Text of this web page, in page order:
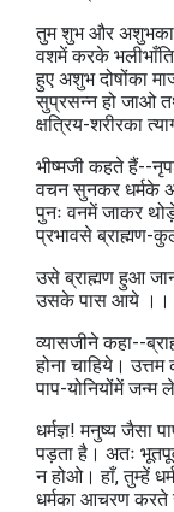
तुम शुभ और अशुभका
वशमें करके
हुए अशुभ दोषोंका
सुप्रसन्न हो जाओ
क्षत्रिय-शरीरका
भीष्मजी कहते हैं--
वचन सुनकर धर्मके
पुनः वनमें जाकर
प्रभावसे ब्राह्मण-
उसे ब्राह्मण हुआ जान
उसके पास आये ।।
व्यासजीने कहा--
होना चाहिये।
पाप-योनियोंमें जन्म
धर्मज्ञ! मनुष्य जैसा
पड़ता है। अतः
न होओ। हाँ, तुम्हें
धर्मका आचरण